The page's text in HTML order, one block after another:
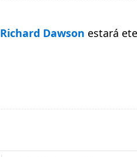
Richard Dawson estará